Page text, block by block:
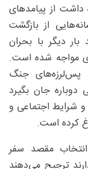
از پیامدهای
از بازگشت
دیگر با بحران
مواجه شده است.
پس‌لرزه‌های جنگ
جان بگیرد
و شرایط اجتماعی و
کرده است.
مقصد سفر
ترجیح می‌دهند